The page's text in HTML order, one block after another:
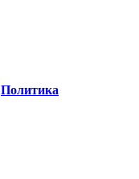
Политика